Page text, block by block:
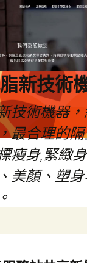
新技術
技術機器
最合理的
瘦身,緊緻
美顏、塑